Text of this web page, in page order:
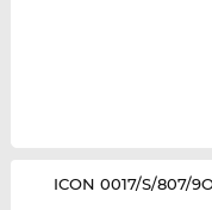
‌ICON 0017/S/807/